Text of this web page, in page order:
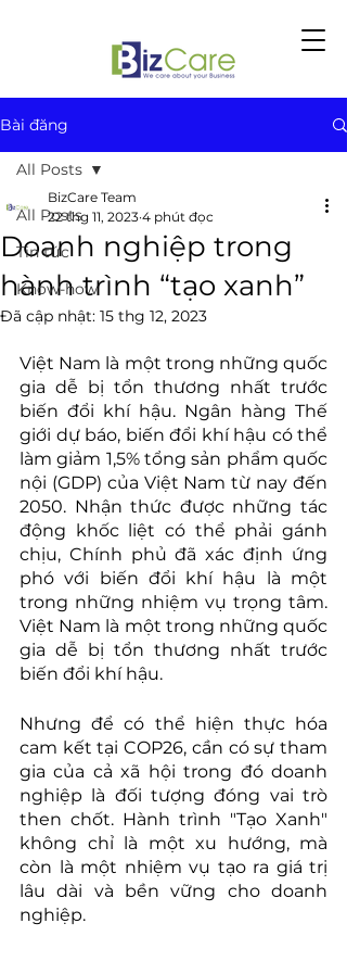
Bài đăng
All Posts
Tin tức
Know-how
All Posts
Doanh nghiệp trong
hành trình “tạo xanh”
BizCare Team
22 thg 11, 2023 4 phút đọc
Đã cập nhật: 15 thg 12, 2023
Việt Nam là một trong những quốc
gia dễ bị tổn thương nhất trước
biến đổi khí hậu. Ngân hàng Thế
giới dự báo, biến đổi khí hậu có thể
làm giảm 1,5% tổng sản phẩm quốc
nội (GDP) của Việt Nam từ nay đến
2050. Nhận thức được những tác
động khốc liệt có thể phải gánh
chịu, Chính phủ đã xác định ứng
phó với biến đổi khí hậu là một
trong những nhiệm vụ trọng tâm.
Việt Nam là một trong những quốc
gia dễ bị tổn thương nhất trước
biến đổi khí hậu.
Nhưng để có thể hiện thực hóa
cam kết tại COP26, cần có sự tham
gia của cả xã hội trong đó doanh
nghiệp là đối tượng đóng vai trò
then chốt. Hành trình "Tạo Xanh"
không chỉ là một xu hướng, mà
còn là một nhiệm vụ tạo ra giá trị
lâu dài và bền vững cho doanh
nghiệp.